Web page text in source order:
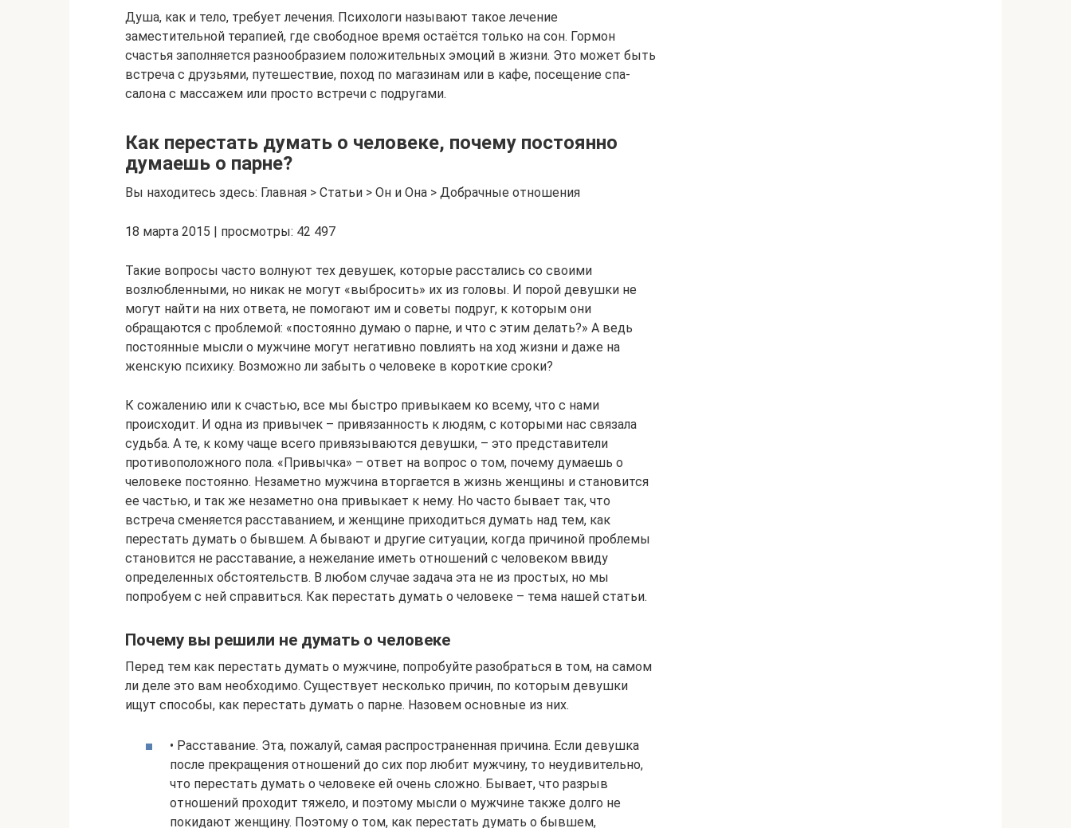
Душа, как и тело, требует лечения. Психологи называют такое лечение
заместительной терапией, где свободное время остаётся только на сон. Гормон
счастья заполняется разнообразием положительных эмоций в жизни. Это может быть
встреча с друзьями, путешествие, поход по магазинам или в кафе, посещение спа-
салона с массажем или просто встречи с подругами.
Как перестать думать о человеке, почему постоянно
думаешь о парне?
Вы находитесь здесь: Главная > Статьи > Он и Она > Добрачные отношения
18 марта 2015 | просмотры: 42 497
Такие вопросы часто волнуют тех девушек, которые расстались со своими
возлюбленными, но никак не могут «выбросить» их из головы. И порой девушки не
могут найти на них ответа, не помогают им и советы подруг, к которым они
обращаются с проблемой: «постоянно думаю о парне, и что с этим делать?» А ведь
постоянные мысли о мужчине могут негативно повлиять на ход жизни и даже на
женскую психику. Возможно ли забыть о человеке в короткие сроки?
К сожалению или к счастью, все мы быстро привыкаем ко всему, что с нами
происходит. И одна из привычек – привязанность к людям, с которыми нас связала
судьба. А те, к кому чаще всего привязываются девушки, – это представители
противоположного пола. «Привычка» – ответ на вопрос о том, почему думаешь о
человеке постоянно. Незаметно мужчина вторгается в жизнь женщины и становится
ее частью, и так же незаметно она привыкает к нему. Но часто бывает так, что
встреча сменяется расставанием, и женщине приходиться думать над тем, как
перестать думать о бывшем. А бывают и другие ситуации, когда причиной проблемы
становится не расставание, а нежелание иметь отношений с человеком ввиду
определенных обстоятельств. В любом случае задача эта не из простых, но мы
попробуем с ней справиться. Как перестать думать о человеке – тема нашей статьи.
Почему вы решили не думать о человеке
Перед тем как перестать думать о мужчине, попробуйте разобраться в том, на самом
ли деле это вам необходимо. Существует несколько причин, по которым девушки
ищут способы, как перестать думать о парне. Назовем основные из них.
• Расставание. Эта, пожалуй, самая распространенная причина. Если девушка
после прекращения отношений до сих пор любит мужчину, то неудивительно,
что перестать думать о человеке ей очень сложно. Бывает, что разрыв
отношений проходит тяжело, и поэтому мысли о мужчине также долго не
покидают женщину. Поэтому о том, как перестать думать о бывшем,